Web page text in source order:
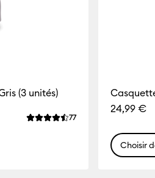
(3 unités)
La note moyenne de ce
77Reviews
24,99 €
Choisir